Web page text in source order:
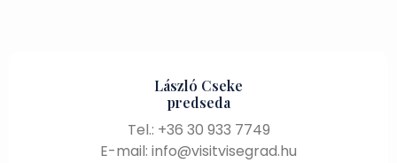
László Cseke
predseda
Tel.: +36 30 933 7749
E-mail: info@visitvisegrad.hu